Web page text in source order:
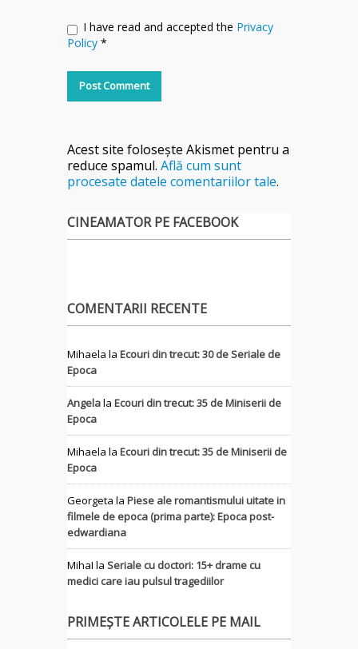
I have read and accepted the Privacy
Policy *
Acest site folosește Akismet pentru a
reduce spamul. Află cum sunt
procesate datele comentariilor tale.
CINEAMATOR PE FACEBOOK
COMENTARII RECENTE
Mihaela la Ecouri din trecut: 30 de Seriale de
Epoca
Angelala Ecouri din trecut: 35 de Miniserii de
Epoca
Mihaela la Ecouri din trecut: 35 de Miniserii de
Epoca
Georgeta la Piese ale romantismului uitate in
filmele de epoca (prima parte): Epoca post-
edwardiana
MihaI la Seriale cu doctori: 15+ drame cu
medici care iau pulsul tragediilor
PRIMEȘTE ARTICOLELE PE MAIL